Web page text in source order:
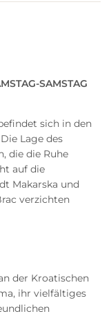
SAMSTAG
sich in den
Lage des
die die Ruhe
auf die
Makarska und
verzichten
der Kroatischen
ihr vielfältiges